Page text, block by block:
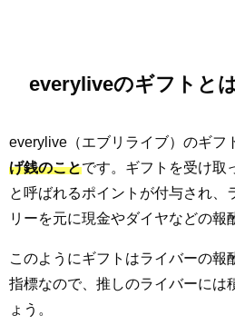
everyliveのギフトと
everylive（エブリライブ）のギフ
げ銭のことです。ギフトを受け取
と呼ばれるポイントが付与され、
リーを元に現金やダイヤなどの報
このようにギフトはライバーの報
指標なので、推しのライバーには
ょう。